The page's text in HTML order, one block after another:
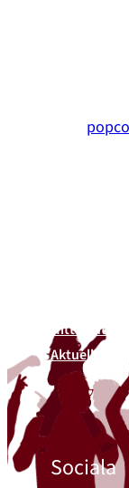
Hitta butiker
Aktuellt
Sociala